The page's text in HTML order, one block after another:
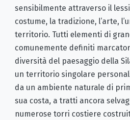
sensibilmente attraverso il
costume, la tradizione, l’arte,
territorio. Tutti elementi di
comunemente definiti
diversità del paesaggio della
un territorio singolare
da un ambiente naturale di
sua costa, a tratti ancora
numerose torri costiere